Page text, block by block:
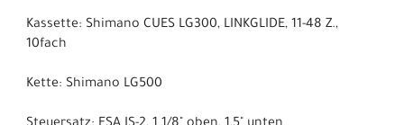
Kassette: Shimano CUES LG300, LINKGLIDE, 11-48 Z.,
10fach
Kette: Shimano LG500